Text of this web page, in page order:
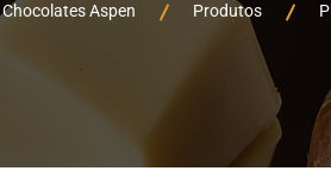
Chocolates Aspen Produtos